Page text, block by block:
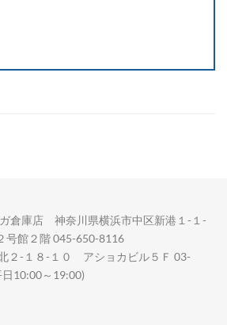
ガ倉庫店 神奈川県横浜市中区新港１-１-
館２階 045-650-8116
２-１８-１０ アショカビル５Ｆ 03-
10:00～19:00)